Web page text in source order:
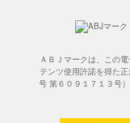
ＡＢＪマークは、この
テンツ使用許諾を得た
号 第６０９１７１３号